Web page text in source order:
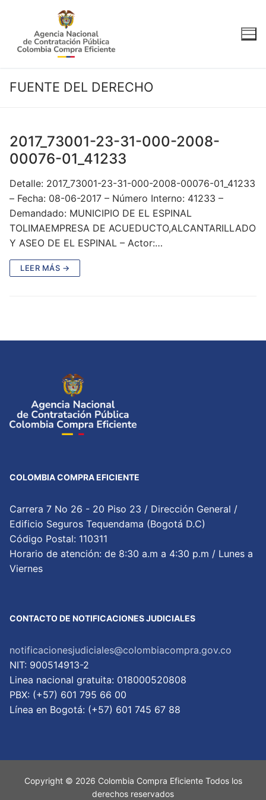
contenido
FUENTE DEL DERECHO
2017_73001-23-31-000-2008-
00076-01_41233
Detalle: 2017_73001-23-31-000-2008-00076-01_41233
– Fecha: 08-06-2017 – Número Interno: 41233 –
Demandado: MUNICIPIO DE EL ESPINAL
TOLIMAEMPRESA DE ACUEDUCTO,ALCANTARILLADO
Y ASEO DE EL ESPINAL – Actor:…
LEER MÁS →
COLOMBIA COMPRA EFICIENTE
Carrera 7 No 26 - 20 Piso 23 / Dirección General /
Edificio Seguros Tequendama (Bogotá D.C)
Código Postal: 110311
Horario de atención: de 8:30 a.m a 4:30 p.m / Lunes a
Viernes
CONTACTO DE NOTIFICACIONES JUDICIALES
notificacionesjudiciales@colombiacompra.gov.co
NIT: 900514913-2
Linea nacional gratuita: 018000520808
PBX: (+57) 601 795 66 00
Lí­nea en Bogotá: (+57) 601 745 67 88
Copyright © 2026 Colombia Compra Eficiente Todos los
derechos reservados